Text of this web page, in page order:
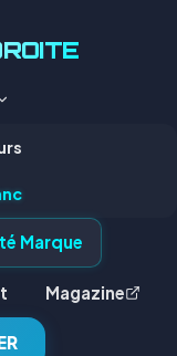
Marque
Magazine